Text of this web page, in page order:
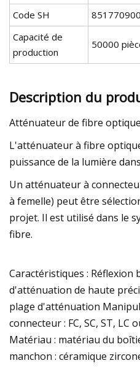
Code SH
Capacité de
production
50000
Description du
Atténuateur de fibre
L'atténuateur à fibre
puissance de la lumière
Un atténuateur à
à femelle) peut être
projet. Il est utilisé dans le
fibre.
Caractéristiques : Réflexion
d'atténuation de haute
plage d'atténuation
connecteur : FC, SC, ST, LC
Matériau : matériau du
manchon : céramique